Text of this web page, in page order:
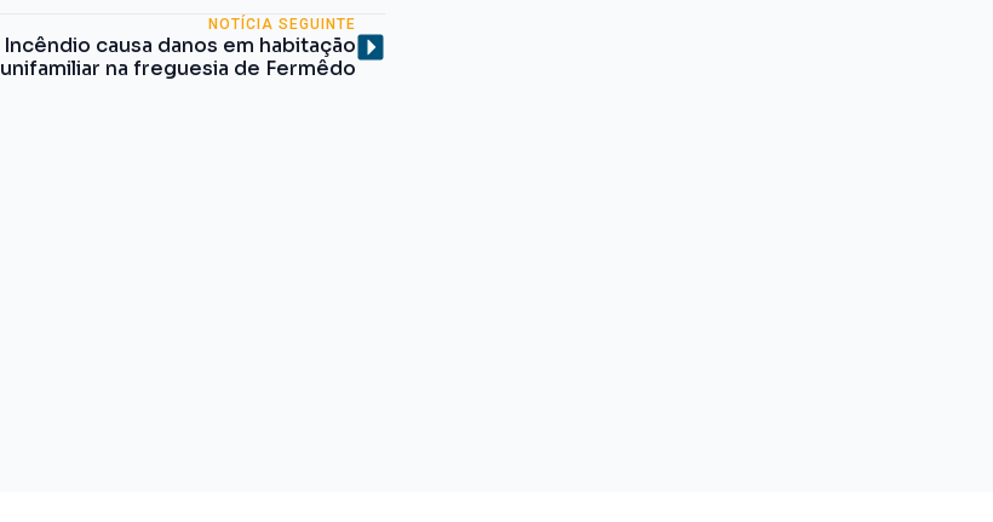
NOTÍCIA SEGUINTE
Incêndio causa danos em habitação
unifamiliar na freguesia de Fermêdo